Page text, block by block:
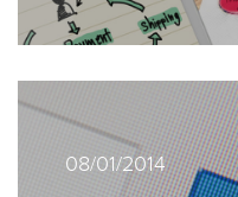
08/01/2014